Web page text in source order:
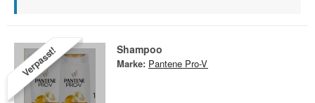
Verpasst! Shampoo
Marke: Pantene Pro-V